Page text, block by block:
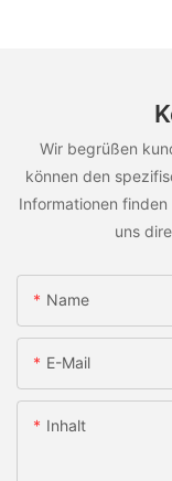
Wir begrüßen
können den
Informationen
uns
Name
E-Mail
Inhalt